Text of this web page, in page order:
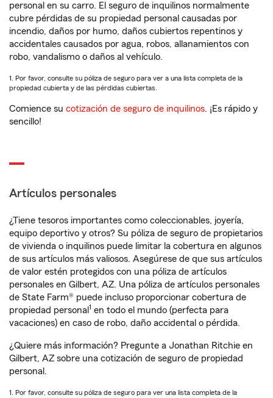
personal en su carro. El seguro de inquilinos normalmente
cubre pérdidas de su propiedad personal causadas por
incendio, daños por humo, daños cubiertos repentinos y
accidentales causados por agua, robos, allanamientos con
robo, vandalismo o daños al vehículo.
1. Por favor, consulte su póliza de seguro para ver a una lista completa de la
propiedad cubierta y de las pérdidas cubiertas.
Comience su cotización de seguro de inquilinos. ¡Es rápido y
sencillo!
Artículos personales
¿Tiene tesoros importantes como coleccionables, joyería,
equipo deportivo y otros? Su póliza de seguro de propietarios
de vivienda o inquilinos puede limitar la cobertura en algunos
de sus artículos más valiosos. Asegúrese de que sus artículos
de valor estén protegidos con una póliza de artículos
personales en Gilbert, AZ. Una póliza de artículos personales
de State Farm® puede incluso proporcionar cobertura de
propiedad personal 1 en todo el mundo (perfecta para
vacaciones) en caso de robo, daño accidental o pérdida.
¿Quiere más información? Pregunte a Jonathan Ritchie en
Gilbert, AZ sobre una cotización de seguro de propiedad
personal.
1. Por favor, consulte su póliza de seguro para ver una lista completa de la